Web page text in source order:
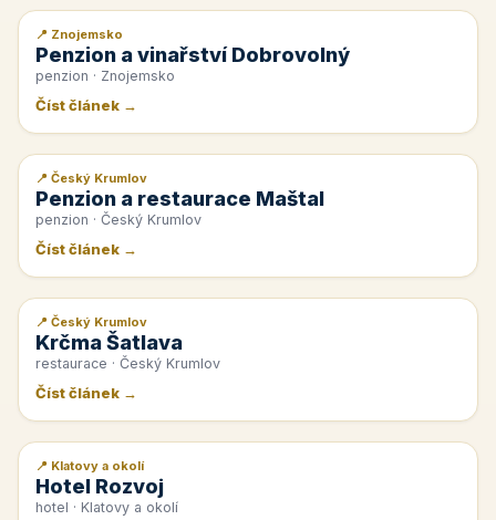
📰 PR článek
📍 Znojemsko
Penzion a vinařství Dobrovolný
penzion · Znojemsko
Číst článek →
📰 PR článek
📍 Český Krumlov
Penzion a restaurace Maštal
penzion · Český Krumlov
Číst článek →
📰 PR článek
📍 Český Krumlov
Krčma Šatlava
restaurace · Český Krumlov
Číst článek →
📰 PR článek
📍 Klatovy a okolí
Hotel Rozvoj
hotel · Klatovy a okolí